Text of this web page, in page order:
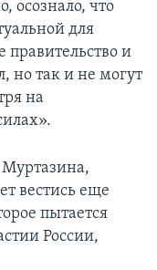
осознало, что
для
и
но так и не могут
на
Муртазина,
вестись еще
пытается
России,